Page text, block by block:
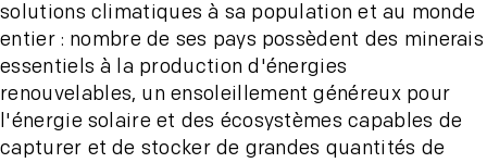
solutions climatiques à sa population et au monde
entier : nombre de ses pays possèdent des minerais
essentiels à la production d'énergies
renouvelables, un ensoleillement généreux pour
l'énergie solaire et des écosystèmes capables de
capturer et de stocker de grandes quantités de